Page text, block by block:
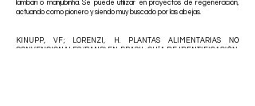
lambari o manjubinha. Se puede utilizar en proyectos de regeneración,
actuando como pionero y siendo muy buscado por las abejas.
KINUPP, VF; LORENZI, H. PLANTAS ALIMENTARIAS NO
CONVENCIONALES (PANC) EN BRASIL: GUÍA DE IDENTIFICACIÓN,